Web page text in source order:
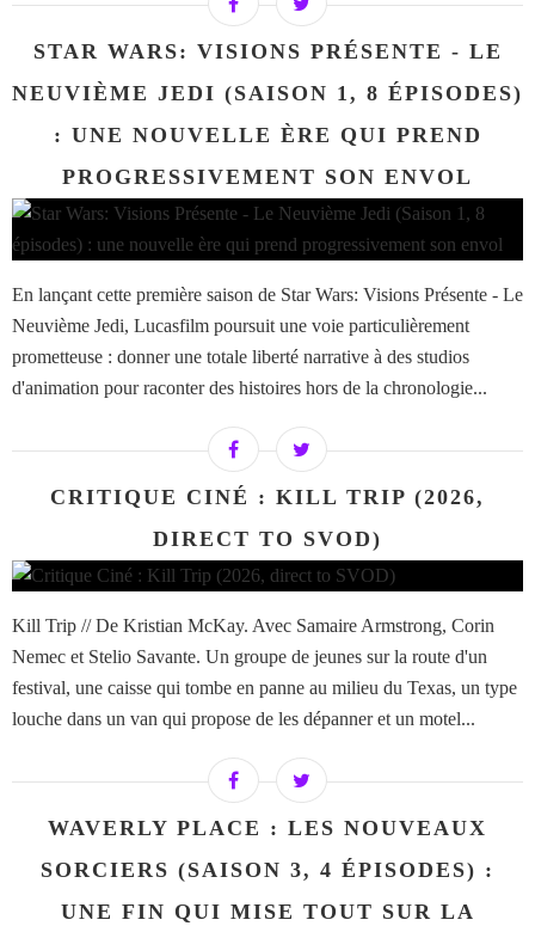
STAR WARS: VISIONS PRÉSENTE - LE
NEUVIÈME JEDI (SAISON 1, 8 ÉPISODES)
: UNE NOUVELLE ÈRE QUI PREND
PROGRESSIVEMENT SON ENVOL
En lançant cette première saison de Star Wars: Visions Présente - Le
Neuvième Jedi, Lucasfilm poursuit une voie particulièrement
prometteuse : donner une totale liberté narrative à des studios
d'animation pour raconter des histoires hors de la chronologie...
CRITIQUE CINÉ : KILL TRIP (2026,
DIRECT TO SVOD)
Kill Trip // De Kristian McKay. Avec Samaire Armstrong, Corin
Nemec et Stelio Savante. Un groupe de jeunes sur la route d'un
festival, une caisse qui tombe en panne au milieu du Texas, un type
louche dans un van qui propose de les dépanner et un motel...
WAVERLY PLACE : LES NOUVEAUX
SORCIERS (SAISON 3, 4 ÉPISODES) :
UNE FIN QUI MISE TOUT SUR LA